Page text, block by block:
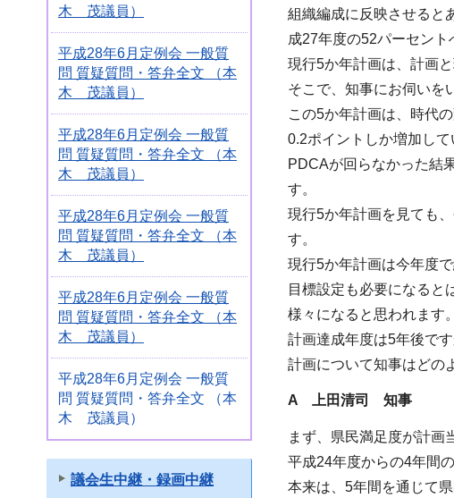
木 茂議員）
平成28年6月定例会 一般質
問 質疑質問・答弁全文 （本
木 茂議員）
平成28年6月定例会 一般質
問 質疑質問・答弁全文 （本
木 茂議員）
平成28年6月定例会 一般質
問 質疑質問・答弁全文 （本
木 茂議員）
平成28年6月定例会 一般質
問 質疑質問・答弁全文 （本
木 茂議員）
平成28年6月定例会 一般質
問 質疑質問・答弁全文 （本
木 茂議員）
議会生中継・録画中継
組織編成に反映させると
成27年度の52パーセン
現行5か年計画は、計画
そこで、知事にお伺いを
この5か年計画は、時代
0.2ポイントしか増加し
PDCAが回らなかった結
す。
現行5か年計画を見ても
す。
現行5か年計画は今年度
目標設定も必要になると
様々になると思われます。
計画達成年度は5年後で
計画について知事はどの
A 上田清司 知事
まず、県民満足度が計画
平成24年度からの4年間
本来は、5年間を通じて